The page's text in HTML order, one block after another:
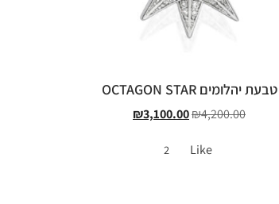
טבעת יהלומים OCTAGON STAR
₪4,200.00
₪3,100.00
Like
2